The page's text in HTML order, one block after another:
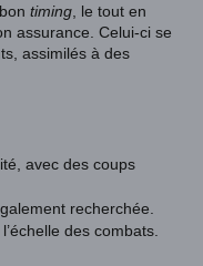
timing , le tout en
assurance. Celui-ci se
assimilés à des
avec des coups
recherchée.
des combats.